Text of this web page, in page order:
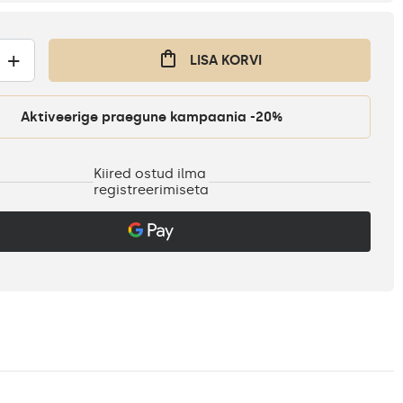
+ LISA KORVI
Aktiveerige praegune kampaania -20%
Kiired ostud ilma
registreerimiseta